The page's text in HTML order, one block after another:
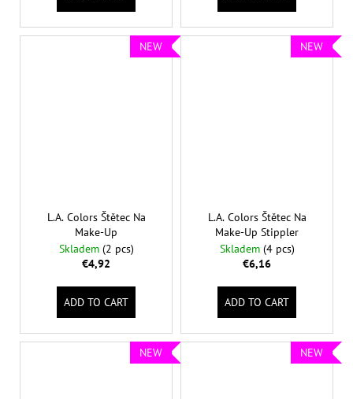
NEW
L.A. Colors Štětec Na
Make-Up
Skladem (2 pcs)
€4,92
ADD TO CART
NEW
L.A. Colors Štětec Na
Make-Up Stippler
Skladem (4 pcs)
€6,16
ADD TO CART
NEW NEW